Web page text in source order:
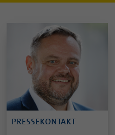
PRESSEKONTAKT